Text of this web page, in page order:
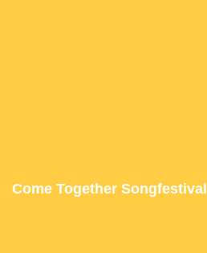
Come Together Songfestival